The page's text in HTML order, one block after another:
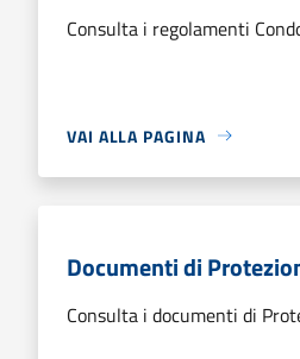
Consulta i regolamenti
VAI ALLA PAGINA
Documenti di
Consulta i documenti di